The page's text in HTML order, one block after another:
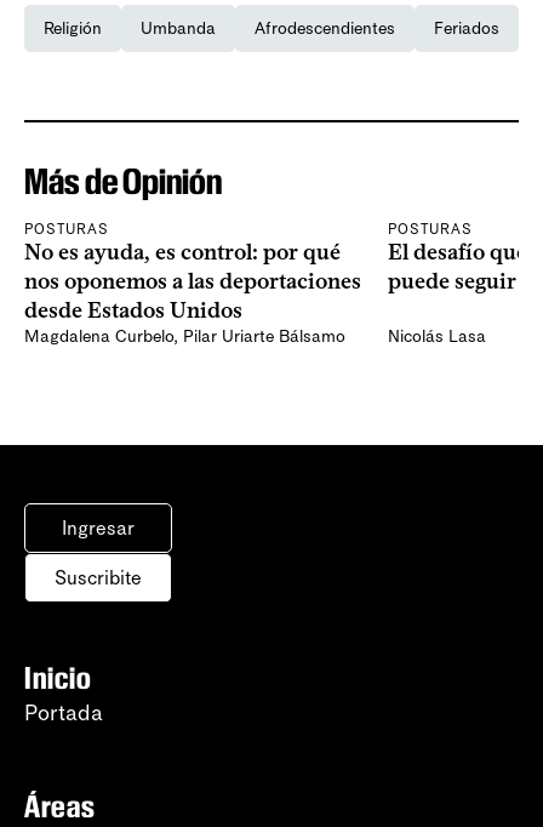
Religión Umbanda Afrodescendientes Feriados
Más de Opinión
POSTURAS
No es ayuda, es control: por qué
nos oponemos a las deportaciones
desde Estados Unidos
Magdalena Curbelo, Pilar Uriarte Bálsamo
POSTURAS
El desafío que
puede seguir
Nicolás Lasa
Ingresar
Suscribite
Inicio
Portada
Áreas